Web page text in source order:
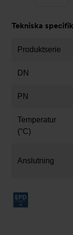
Tekniska
Produktserie
DN
PN
Temperatur
(°C)
Anslutning